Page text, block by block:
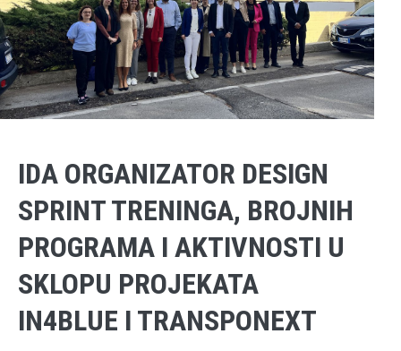
IDA ORGANIZATOR DESIGN
SPRINT TRENINGA, BROJNIH
PROGRAMA I AKTIVNOSTI U
SKLOPU PROJEKATA
IN4BLUE I TRANSPONEXT